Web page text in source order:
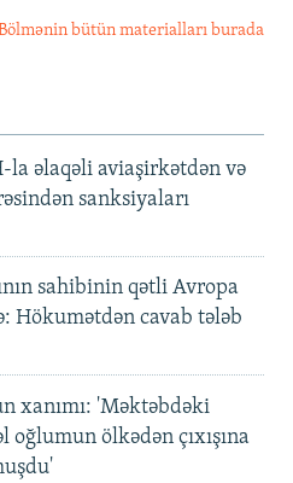
bütün materialları burada
la əlaqəli aviaşirkətdən və
sanksiyaları
sahibinin qətli Avropa
Hökumətdən cavab tələb
xanımı: 'Məktəbdəki
oğlumun ölkədən çıxışına